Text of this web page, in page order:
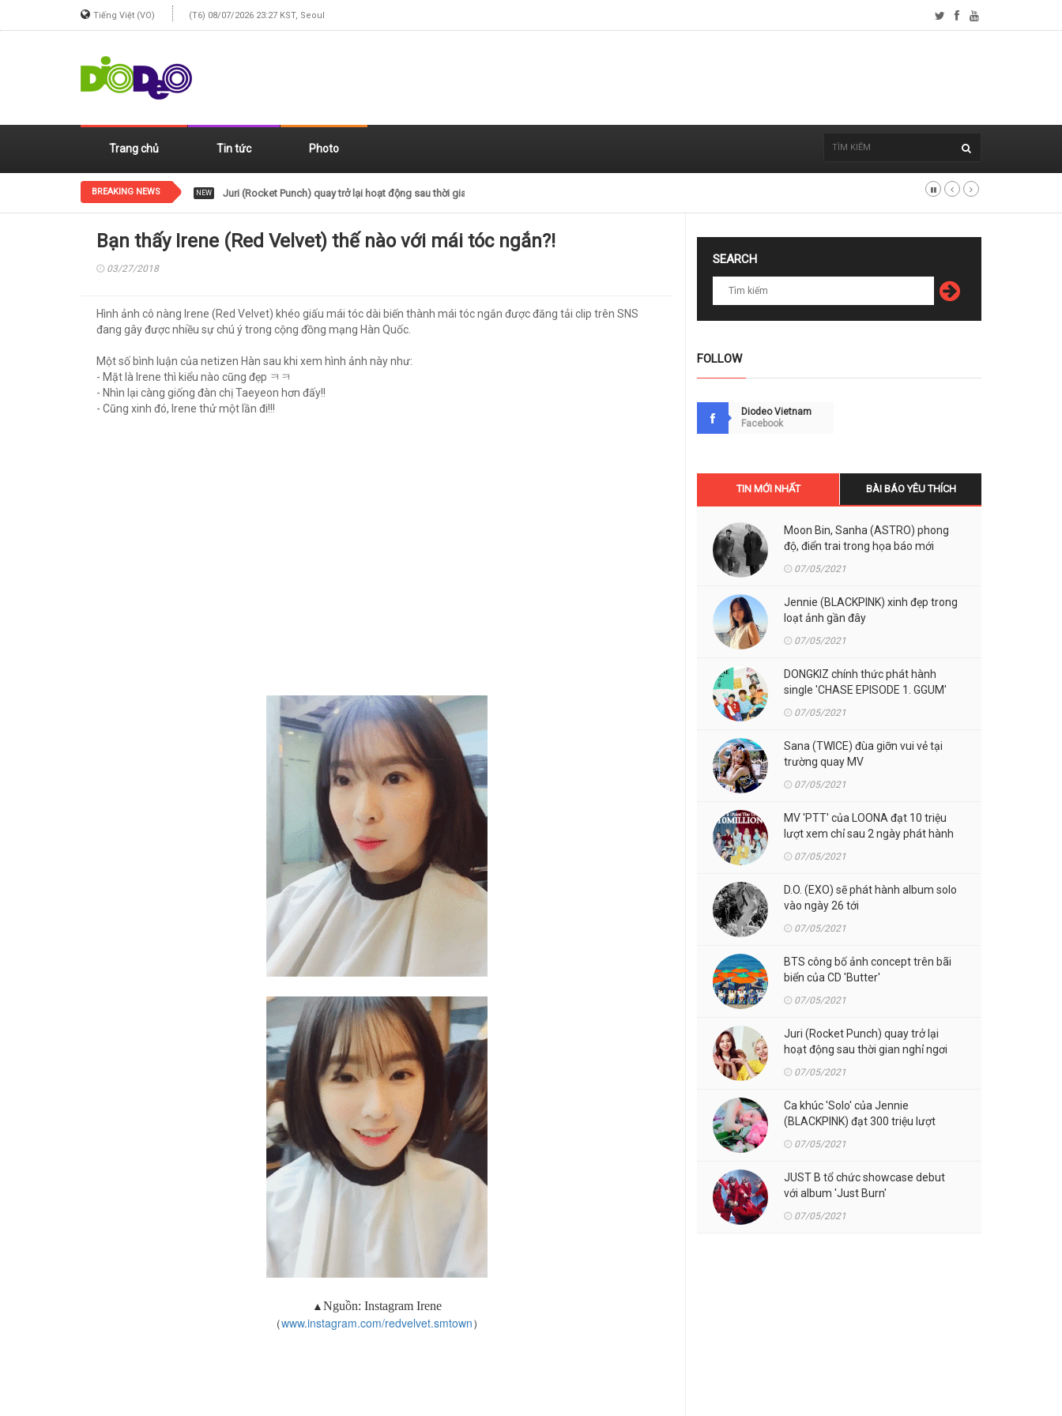
Tiếng Việt (VO) (T6) 08/07/2026 23:27 KST, Seoul
Trang chủ Tin tức Photo
BREAKING NEWS NEW Juri (Rocket Punch) quay trở lại hoạt động sau thời gian nghỉ ngơi
Bạn thấy Irene (Red Velvet) thế nào với mái tóc ngắn?!
03/27/2018
Hình ảnh cô nàng Irene (Red Velvet) khéo giấu mái tóc dài biến thành mái tóc ngắn được đăng tải clip trên SNS
đang gây được nhiều sự chú ý trong cộng đồng mạng Hàn Quốc.
Một số bình luận của netizen Hàn sau khi xem hình ảnh này như:
- Mặt là Irene thì kiểu nào cũng đẹp ㅋㅋ
- Nhìn lại càng giống đàn chị Taeyeon hơn đấy!!
- Cũng xinh đó, Irene thử một lần đi!!!
▲Nguồn: Instagram Irene
（www.instagram.com/redvelvet.smtown）
SEARCH
FOLLOW
Diodeo Vietnam
Facebook
TIN MỚI NHẤT BÀI BÁO YÊU THÍCH
Moon Bin, Sanha (ASTRO) phong
độ, điển trai trong họa báo mới
07/05/2021
Jennie (BLACKPINK) xinh đẹp trong
loạt ảnh gần đây
07/05/2021
DONGKIZ chính thức phát hành
single 'CHASE EPISODE 1. GGUM'
07/05/2021
Sana (TWICE) đùa giỡn vui vẻ tại
trường quay MV
07/05/2021
MV 'PTT' của LOONA đạt 10 triệu
lượt xem chỉ sau 2 ngày phát hành
07/05/2021
D.O. (EXO) sẽ phát hành album solo
vào ngày 26 tới
07/05/2021
BTS công bố ảnh concept trên bãi
biển của CD 'Butter'
07/05/2021
Juri (Rocket Punch) quay trở lại
hoạt động sau thời gian nghỉ ngơi
07/05/2021
Ca khúc 'Solo' của Jennie
(BLACKPINK) đạt 300 triệu lượt
07/05/2021
JUST B tổ chức showcase debut
với album 'Just Burn'
07/05/2021